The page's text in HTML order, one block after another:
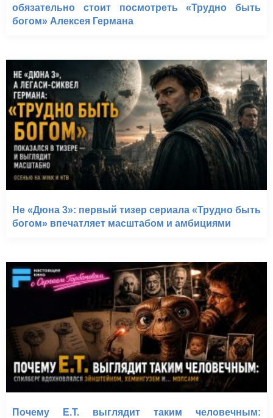
обязательно стоит посмотреть «Трудно быть
богом» Алексея Германа
Не «Дюна 3»: первый тизер сериала «Трудно быть
богом» впечатляет масштабом и амбициями
Почему E.T. выглядит таким человечным: